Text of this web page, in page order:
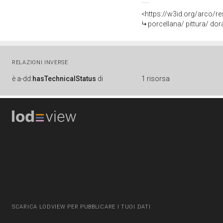
<https://w3id.org/arco/
porcellana/ pittura/
RELAZIONI INVERSE
è a-dd:hasTechnicalStatus di 1 risorsa
SCARICA LODVIEW PER PUBBLICARE I TUOI DATI